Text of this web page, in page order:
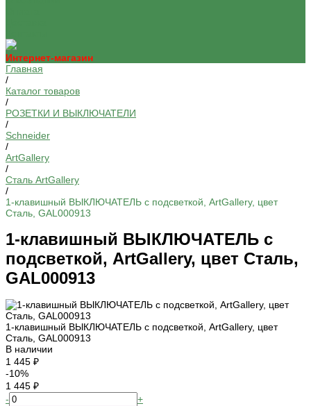
Интернет-магазин
Главная
/
Каталог товаров
/
РОЗЕТКИ И ВЫКЛЮЧАТЕЛИ
/
Schneider
/
ArtGallery
/
Сталь ArtGallery
/
1-клавишный ВЫКЛЮЧАТЕЛЬ с подсветкой, ArtGallery, цвет
Сталь, GAL000913
1-клавишный ВЫКЛЮЧАТЕЛЬ с
подсветкой, ArtGallery, цвет Сталь,
GAL000913
1-клавишный ВЫКЛЮЧАТЕЛЬ с подсветкой, ArtGallery, цвет
Сталь, GAL000913
В наличии
1 445 ₽
-10%
1 445 ₽
-
+